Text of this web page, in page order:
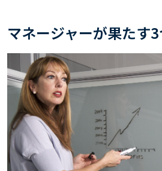
マネージャーが果たす